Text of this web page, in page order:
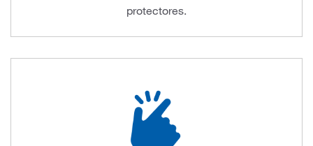
protectores.